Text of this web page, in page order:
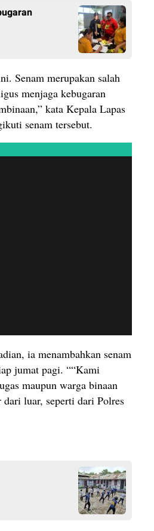
Senam merupakan salah
menjaga kebugaran
kata Kepala Lapas
senam tersebut.
ia menambahkan senam
jumat pagi. ““Kami
maupun warga binaan
luar, seperti dari Polres